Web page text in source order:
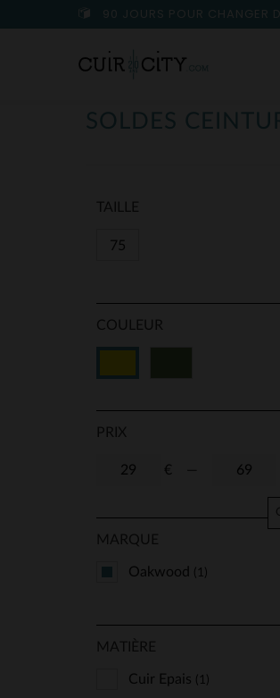
90 JOURS POUR CHANGER
SOLDES
TAILLE
75
COULEUR
PRIX
€
MARQUE
Oakwood (1)
MATIÈRE
Cuir Epais (1)